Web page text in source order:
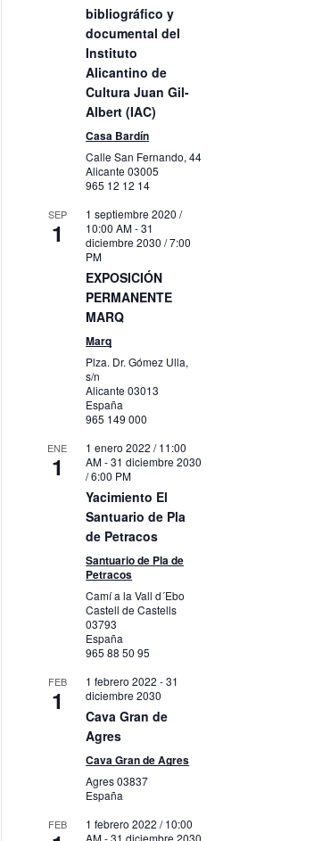
bibliográfico y
documental del
Instituto
Alicantino de
Cultura Juan Gil-
Albert (IAC)
Casa Bardín
Calle San Fernando, 44
Alicante03005
965 12 12 14
SEP
1
1 septiembre 2020 /
10:00 AM-31
diciembre 2030 / 7:00
PM
EXPOSICIÓN
PERMANENTE
MARQ
Marq
Plza. Dr. Gómez Ulla,
s/n
Alicante03013
España
965 149 000
ENE
1
1 enero 2022 / 11:00
AM-31 diciembre 2030
/ 6:00 PM
Yacimiento El
Santuario de Pla
de Petracos
Santuario de Pla de
Petracos
Camí a la Vall d´Ebo
Castell de Castells
03793
España
965 88 50 95
FEB
1
1 febrero 2022 -31
diciembre 2030
Cava Gran de
Agres
Cava Gran de Agres
Agres03837
España
FEB
1 febrero 2022 / 10:00
AM-31 diciembre 2030